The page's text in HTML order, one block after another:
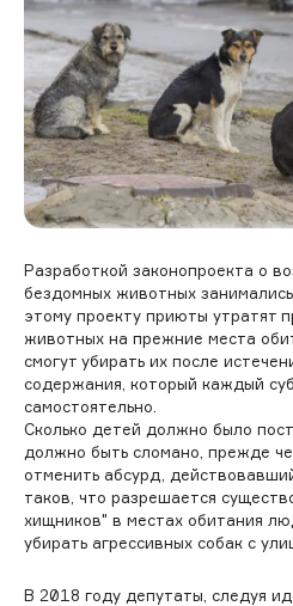
Разработкой законопроекта о
бездомных животных
этому проекту приюты утратят
животных на прежние места
смогут убирать их после
содержания, который каждый
самостоятельно.
Сколько детей должно было
должно быть сломано, прежде
отменить абсурд,
таков, что разрешается
хищников" в местах обитания
убирать агрессивных собак с
В 2018 году депутаты, следуя